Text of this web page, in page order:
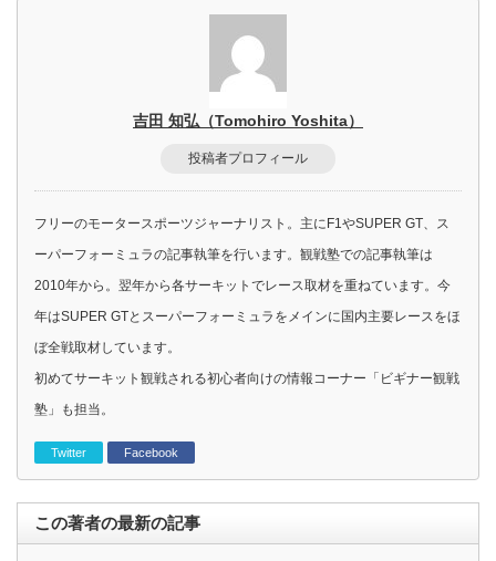
吉田 知弘（Tomohiro Yoshita）
投稿者プロフィール
フリーのモータースポーツジャーナリスト。主にF1やSUPER GT、ス
ーパーフォーミュラの記事執筆を行います。観戦塾での記事執筆は
2010年から。翌年から各サーキットでレース取材を重ねています。今
年はSUPER GTとスーパーフォーミュラをメインに国内主要レースをほ
ぼ全戦取材しています。
初めてサーキット観戦される初心者向けの情報コーナー「ビギナー観戦
塾」も担当。
Twitter Facebook
この著者の最新の記事